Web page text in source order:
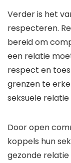
Verder is het
respecteren.
bereid om
een relatie
respect en
grenzen te
seksuele
Door open
koppels hun
gezonde